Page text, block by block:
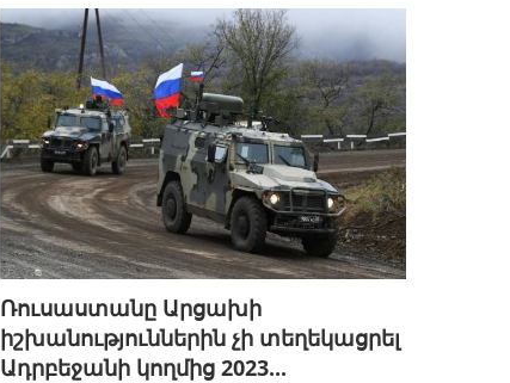
Ռուսաստանը Արցախի
իշխանություններին չի տեղեկացրել
Ադրբեջանի կողմից 2023...